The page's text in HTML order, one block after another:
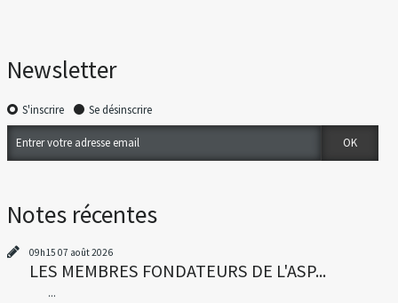
Newsletter
S'inscrire Se désinscrire
Notes récentes
09h15 07 août 2026
LES MEMBRES FONDATEURS DE L'ASP...
...